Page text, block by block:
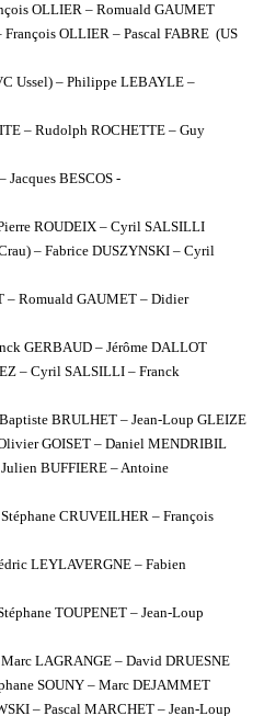
OLLIER – Romuald GAUMET
OLLIER – Pascal FABRE (US
Ussel) – Philippe LEBAYLE –
– Rudolph ROCHETTE – Guy
– Jacques BESCOS -
ROUDEIX – Cyril SALSILLI
– Fabrice DUSZYNSKI – Cyril
– Romuald GAUMET – Didier
GERBAUD – Jérôme DALLOT
– Cyril SALSILLI – Franck
BRULHET – Jean-Loup GLEIZE
GOISET – Daniel MENDRIBIL
BUFFIERE – Antoine
CRUVEILHER – François
LEYLAVERGNE – Fabien
TOUPENET – Jean-Loup
LAGRANGE – David DRUESNE
SOUNY – Marc DEJAMMET
– Pascal MARCHET – Jean-Loup